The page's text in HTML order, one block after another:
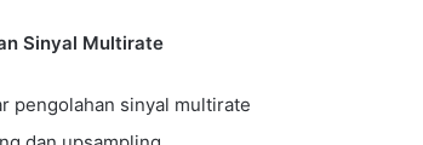
Sinyal Multirate
pengolahan sinyal multirate